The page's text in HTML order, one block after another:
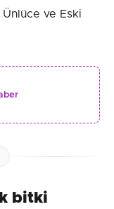
ve Eski
bitki